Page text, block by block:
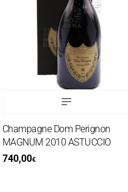
Champagne Dom Perignon
MAGNUM 2010 ASTUCCIO
740,00€